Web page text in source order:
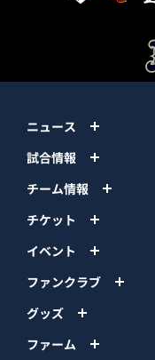
ニュース
試合情報
チーム情報
チケット
イベント
ファンクラブ
グッズ
ファーム